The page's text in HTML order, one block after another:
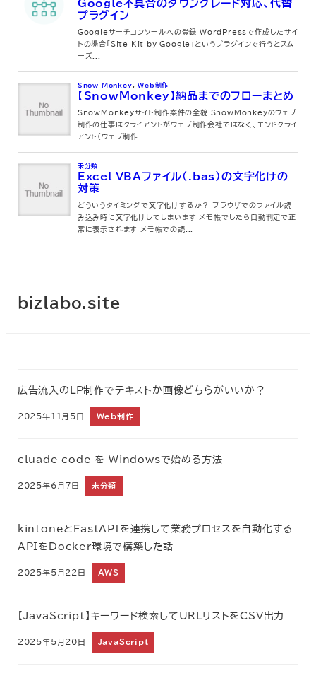
bizlabo.site
広告流入のLP制作でテキストか画像どちらがいいか？
2025年11月5日 Web制作
cluade code を Windowsで始める方法
2025年6月7日 未分類
kintoneとFastAPIを連携して業務プロセスを自動化する
APIをDocker環境で構築した話
2025年5月22日 AWS
【JavaScript】キーワード検索してURLリストをCSV出力
2025年5月20日 JavaScript